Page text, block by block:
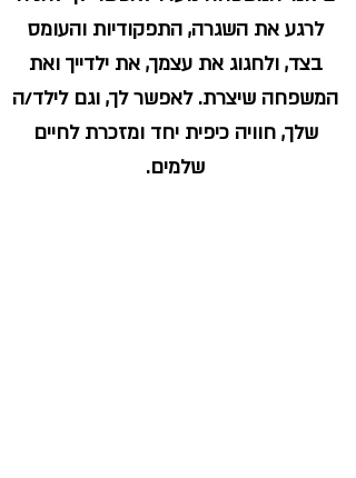
לרגע את השגרה, התפקודיות והעומס
בצד, ולחגוג את עצמך, את ילדייך ואת
המשפחה שיצרת. לאפשר לך, וגם לילד/ה
שלך, חוויה כיפית יחד ומזכרת לחיים
שלמים.